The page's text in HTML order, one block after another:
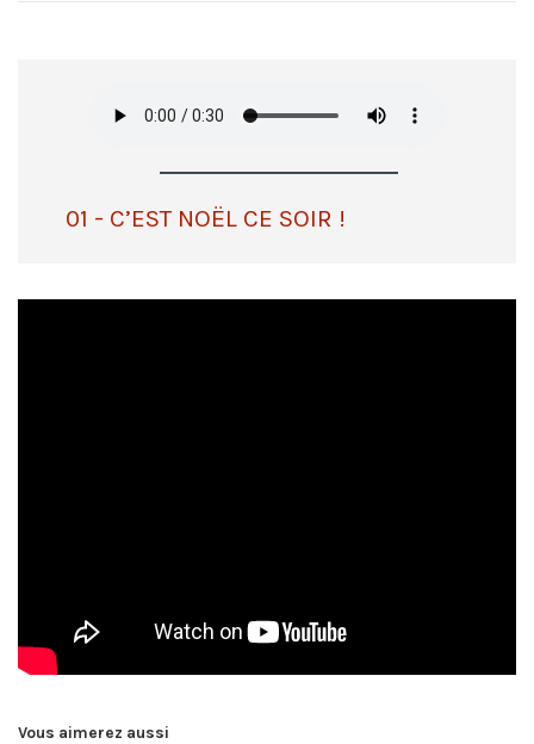
01 - C’EST NOËL CE SOIR !
Vous aimerez aussi